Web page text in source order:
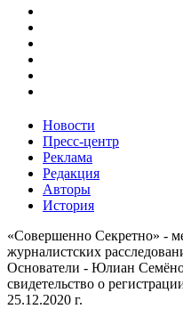
Новости
Пресс-центр
Реклама
Редакция
Авторы
История
«Совершенно Секретно» -
журналистских
Основатели - Юлиан
свидетельство о
25.12.2020 г.